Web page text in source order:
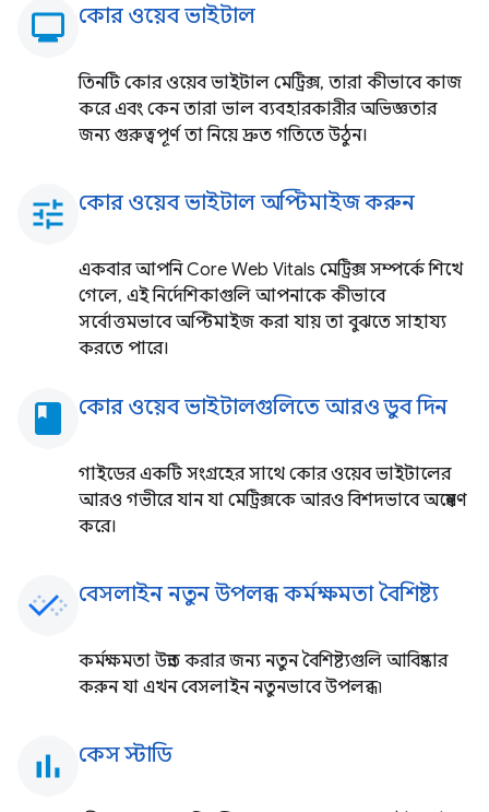
monitoring
কোর ওয়েব ভাইটাল
তিনটি কোর ওয়েব ভাইটাল মেট্রিক্স, তারা কীভাবে কাজ
করে এবং কেন তারা ভাল ব্যবহারকারীর অভিজ্ঞতার
জন্য গুরুত্বপূর্ণ তা নিয়ে দ্রুত গতিতে উঠুন।
tune কোর ওয়েব ভাইটাল অপ্টিমাইজ করুন
একবার আপনি Core Web Vitals মেট্রিক্স সম্পর্কে শিখে
গেলে, এই নির্দেশিকাগুলি আপনাকে কীভাবে
সর্বোত্তমভাবে অপ্টিমাইজ করা যায় তা বুঝতে সাহায্য
করতে পারে।
book কোর ওয়েব ভাইটালগুলিতে আরও ডুব দিন
গাইডের একটি সংগ্রহের সাথে কোর ওয়েব ভাইটালের
আরও গভীরে যান যা মেট্রিক্সকে আরও বিশদভাবে অন্বেষণ
করে।
বেসলাইন নতুন উপলব্ধ কর্মক্ষমতা বৈশিষ্ট্য
কর্মক্ষমতা উন্নত করার জন্য নতুন বৈশিষ্ট্যগুলি আবিষ্কার
করুন যা এখন বেসলাইন নতুনভাবে উপলব্ধ৷
bar_chart কেস স্টাডি